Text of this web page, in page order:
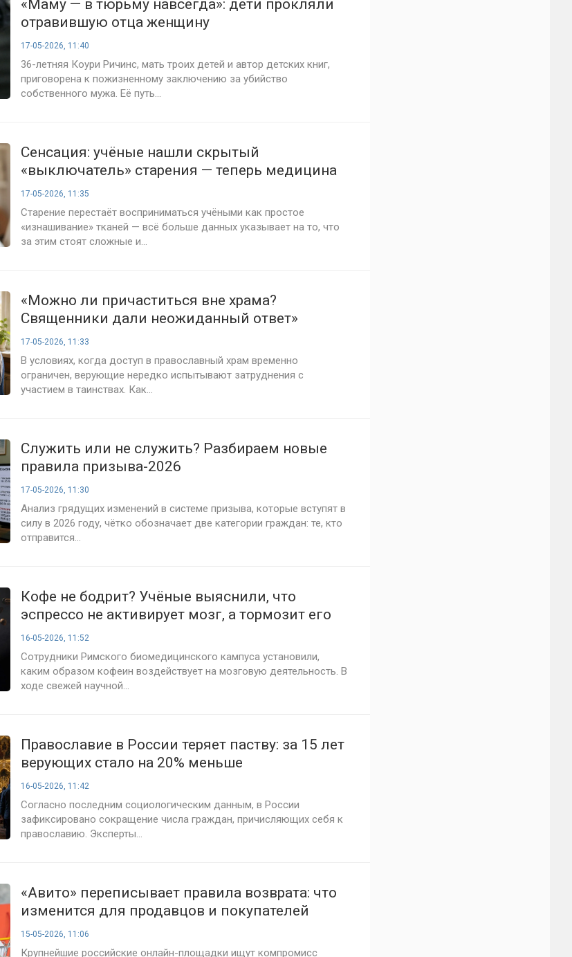
«Маму — в тюрьму навсегда»: дети прокляли
отравившую отца женщину
17-05-2026, 11:40
36-летняя Коури Ричинс, мать троих детей и автор детских книг,
приговорена к пожизненному заключению за убийство
собственного мужа. Её путь...
Сенсация: учёные нашли скрытый
«выключатель» старения — теперь медицина
изменится навсегда
17-05-2026, 11:35
Старение перестаёт восприниматься учёными как простое
«изнашивание» тканей — всё больше данных указывает на то, что
за этим стоят сложные и...
«Можно ли причаститься вне храма?
Священники дали неожиданный ответ»
17-05-2026, 11:33
В условиях, когда доступ в православный храм временно
ограничен, верующие нередко испытывают затруднения с
участием в таинствах. Как...
Служить или не служить? Разбираем новые
правила призыва-2026
17-05-2026, 11:30
Анализ грядущих изменений в системе призыва, которые вступят в
силу в 2026 году, чётко обозначает две категории граждан: те, кто
отправится...
Кофе не бодрит? Учёные выяснили, что
эспрессо не активирует мозг, а тормозит его
16-05-2026, 11:52
Сотрудники Римского биомедицинского кампуса установили,
каким образом кофеин воздействует на мозговую деятельность. В
ходе свежей научной...
Православие в России теряет паству: за 15 лет
верующих стало на 20% меньше
16-05-2026, 11:42
Согласно последним социологическим данным, в России
зафиксировано сокращение числа граждан, причисляющих себя к
православию. Эксперты...
«Авито» переписывает правила возврата: что
изменится для продавцов и покупателей
15-05-2026, 11:06
Крупнейшие российские онлайн-площадки ищут компромисс